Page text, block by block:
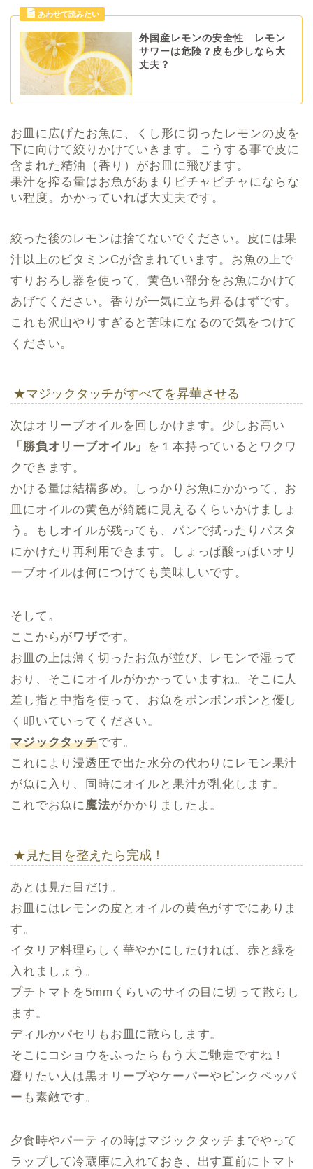
外国産レモンの安全性 レモン
サワーは危険？皮も少しなら大
丈夫？
お皿に広げたお魚に、くし形に切ったレモンの皮を
下に向けて絞りかけていきます。こうする事で皮に
含まれた精油（香り）がお皿に飛びます。
果汁を搾る量はお魚があまりビチャビチャにならな
い程度。かかっていれば大丈夫です。
絞った後のレモンは捨てないでください。皮には果
汁以上のビタミンCが含まれています。お魚の上で
すりおろし器を使って、黄色い部分をお魚にかけて
あげてください。香りが一気に立ち昇るはずです。
これも沢山やりすぎると苦味になるので気をつけて
ください。
★マジックタッチがすべてを昇華させる
次はオリーブオイルを回しかけます。少しお高い
「勝負オリーブオイル」 を１本持っているとワクワ
クできます。
かける量は結構多め。しっかりお魚にかかって、お
皿にオイルの黄色が綺麗に見えるくらいかけましょ
う。もしオイルが残っても、パンで拭ったりパスタ
にかけたり再利用できます。しょっぱ酸っぱいオリ
ーブオイルは何につけても美味しいです。
そして。
ここからがワザです。
お皿の上は薄く切ったお魚が並び、レモンで湿って
おり、そこにオイルがかかっていますね。そこに人
差し指と中指を使って、お魚をポンポンポンと優し
く叩いていってください。
マジックタッチです。
これにより浸透圧で出た水分の代わりにレモン果汁
が魚に入り、同時にオイルと果汁が乳化します。
これでお魚に 魔法がかかりましたよ。
★見た目を整えたら完成！
あとは見た目だけ。
お皿にはレモンの皮とオイルの黄色がすでにありま
す。
イタリア料理らしく華やかにしたければ、赤と緑を
入れましょう。
プチトマトを5mmくらいのサイの目に切って散らし
ます。
ディルかパセリもお皿に散らします。
そこにコショウをふったらもう大ご馳走ですね！
凝りたい人は黒オリーブやケーパーやピンクペッパ
ーも素敵です。
夕食時やパーティの時はマジックタッチまでやって
ラップして冷蔵庫に入れておき、出す直前にトマト